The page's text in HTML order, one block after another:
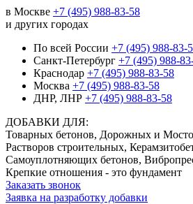
в Москве +7 (495) 988-83-58
и других городах
По всей России +7 (495) 988-83-
Санкт-Петербург +7 (495) 988-
Краснодар +7 (495) 988-83-58
Москва +7 (495) 988-83-58
ДНР, ЛНР +7 (495) 988-83-58
ДОБАВКИ ДЛЯ:
Товарных бетонов, Дорожных и
Растворов строительных,
Самоуплотняющих бетонов,
Крепкие отношения - это фундамент
Заказать звонок
Заявка на разработку добавки